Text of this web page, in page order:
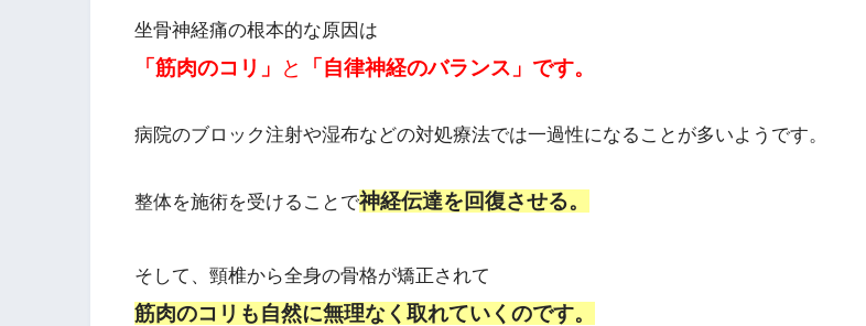
坐骨神経痛の根本的な原因は
「筋肉のコリ」 と 「自律神経のバランス」です。
病院のブロック注射や湿布などの対処療法では一過性になることが多いようです。
整体を施術を受けることで神経伝達を回復させる。
そして、頸椎から全身の骨格が矯正されて
筋肉のコリも自然に無理なく取れていくのです。